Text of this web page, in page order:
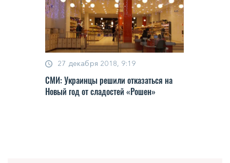
27 декабря 2018, 9:19
СМИ: Украинцы решили отказаться на
Новый год от сладостей «Рошен»